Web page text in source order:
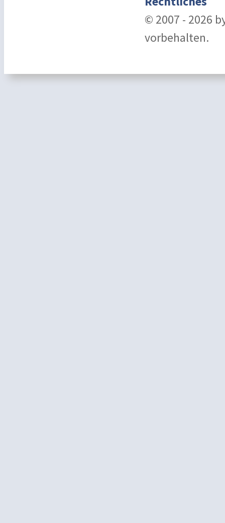
© 2007 - 2026
vorbehalten.